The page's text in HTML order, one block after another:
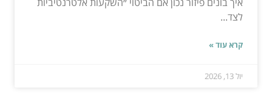
לצד...
קרא עוד »
יול 13, 2026